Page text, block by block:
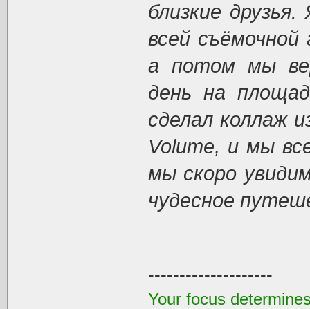
близкие
всей
а потом мы
день на
сделал коллаж
Volume, и мы
мы скоро
чудесное
--------------------
Your focus